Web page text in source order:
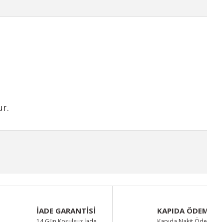
gördüğünüz noktaları öneri formunu kullanarak tarafımıza
İADE GARANTİSİ KAPIDA